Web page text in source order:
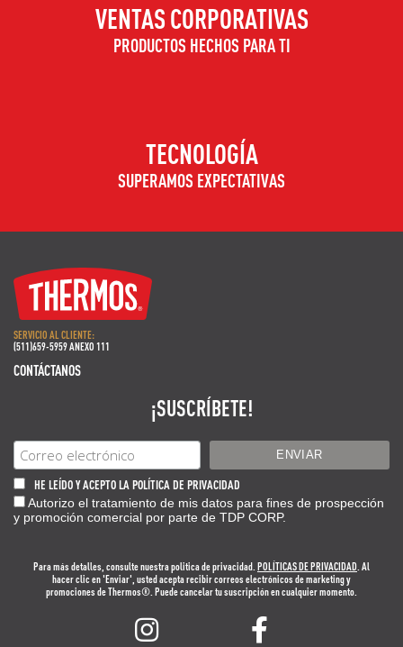
VENTAS CORPORATIVAS
PRODUCTOS HECHOS PARA TI
TECNOLOGÍA
SUPERAMOS EXPECTATIVAS
SERVICIO AL CLIENTE:
(511)659-5959 ANEXO 111
CONTÁCTANOS
¡SUSCRÍBETE!
HE LEÍDO Y ACEPTO LA POLÍTICA DE PRIVACIDAD
Autorizo el tratamiento de mis datos para fines de prospección
y promoción comercial por parte de TDP CORP.
Para más detalles, consulte nuestra politica de privacidad.POLÍTICAS DE PRIVACIDAD. Al
hacer clic en 'Enviar', usted acepta recibir correos electrónicos de marketing y
promociones de Thermos®. Puede cancelar tu suscripción en cualquier momento.